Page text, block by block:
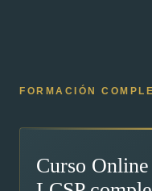
FORMACIÓN
Curso Online